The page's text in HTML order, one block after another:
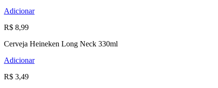
Adicionar
R$ 8,99
Cerveja Heineken Long Neck 330ml
Adicionar
R$ 3,49